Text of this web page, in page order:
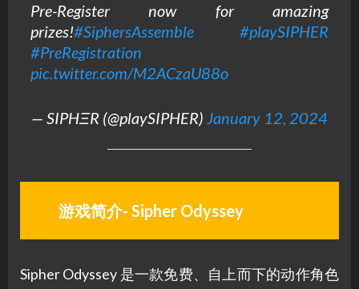
Pre-Register now for amazing
prizes!#SiphersAssemble
#playSIPHER
#PreRegistration
pic.twitter.com/M2ACzaU88o
— SIPHΞR (@playSIPHER) January 12, 2024
游戏简介- Sipher Odyssey
Sipher Odyssey 是一款免费、自上而下的动作角色